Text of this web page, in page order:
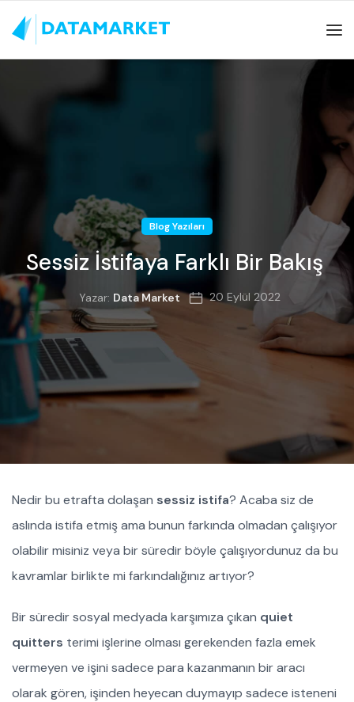
Blog Yazıları
Sessiz İstifaya Farklı Bir Bakış
Yazar: Data Market 20 Eylül 2022
Nedir bu etrafta dolaşan sessiz istifa? Acaba siz de
aslında istifa etmiş ama bunun farkında olmadan çalışıyor
olabilir misiniz veya bir süredir böyle çalışıyordunuz da bu
kavramlar birlikte mi farkındalığınız artıyor?
Bir süredir sosyal medyada karşımıza çıkan quiet
quitters terimi işlerine olması gerekenden fazla emek
vermeyen ve işini sadece para kazanmanın bir aracı
olarak gören, işinden heyecan duymayıp sadece isteneni